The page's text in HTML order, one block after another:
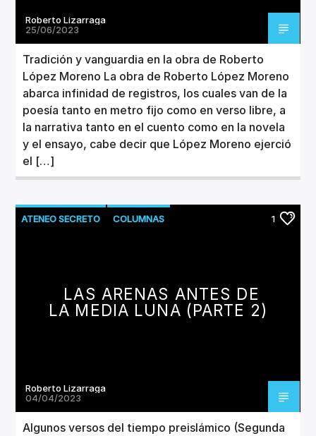
Roberto Lizarraga
25/06/2023
Tradición y vanguardia en la obra de Roberto
López Moreno La obra de Roberto López Moreno
abarca infinidad de registros, los cuales van de la
poesía tanto en metro fijo como en verso libre, a
la narrativa tanto en el cuento como en la novela
y el ensayo, cabe decir que López Moreno ejerció
el […]
ATENEO SECRETO COLUMNAS 1
LAS ARENAS ANTES DE
LA MEDIA LUNA (PARTE 2)
Roberto Lizarraga
04/04/2023
Algunos versos del tiempo preislámico (Segunda